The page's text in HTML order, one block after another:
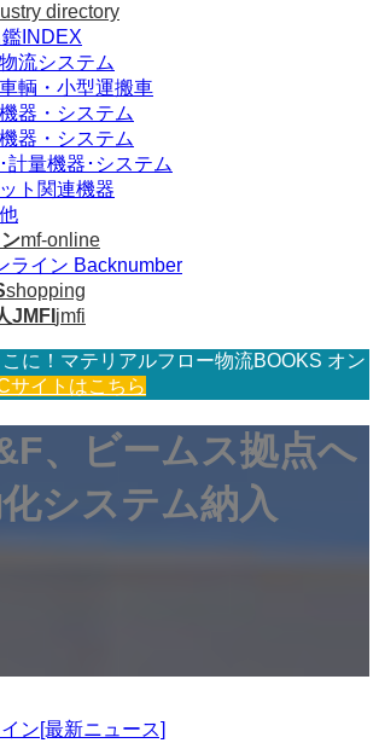
directory
INDEX
流システム
輌・小型運搬車
器・システム
器・システム
計量機器･システム
ト関連機器
mf-online
ライン Backnumber
shopping
JMFI jmfi
に！マテリアルフロー物流BOOKS オン
サイトはこちら
、ビームス拠点へ
システム納入
ン[最新ニュース]